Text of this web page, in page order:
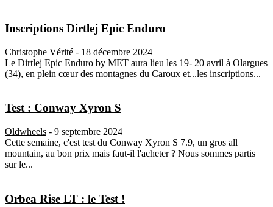
Inscriptions Dirtlej Epic Enduro
Christophe Vérité - 18 décembre 2024
Le Dirtlej Epic Enduro by MET aura lieu les 19- 20 avril à Olargues
(34), en plein cœur des montagnes du Caroux et...les inscriptions...
Test : Conway Xyron S
Oldwheels - 9 septembre 2024
Cette semaine, c'est test du Conway Xyron S 7.9, un gros all
mountain, au bon prix mais faut-il l'acheter ? Nous sommes partis
sur le...
Orbea Rise LT : le Test !